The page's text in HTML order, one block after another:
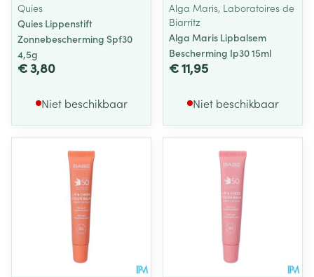
Quies
Quies Lippenstift
Zonnebescherming Spf30
4,5g
€ 3,80
Niet beschikbaar
Alga Maris, Laboratoires de
Biarritz
Alga Maris Lipbalsem
Bescherming Ip30 15ml
€ 11,95
Niet beschikbaar